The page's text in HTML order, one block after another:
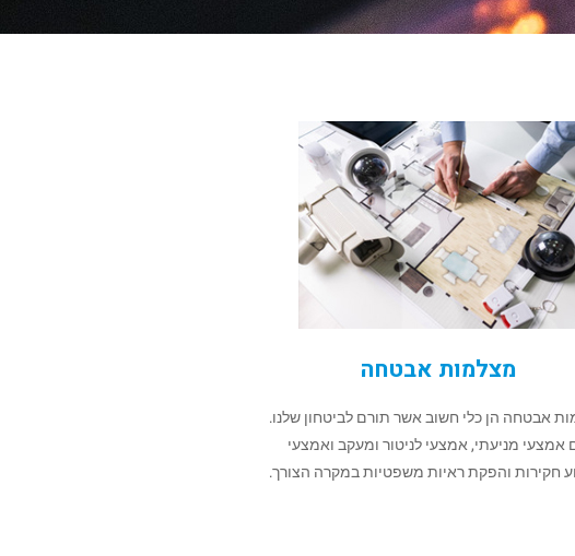
מצלמות אבטחה​
אבטחה הן כלי חשוב אשר תורם לביטחון שלנו.
אמצעי מניעתי, אמצעי לניטור ומעקב ואמצעי
חקירות והפקת ראיות משפטיות במקרה הצורך.